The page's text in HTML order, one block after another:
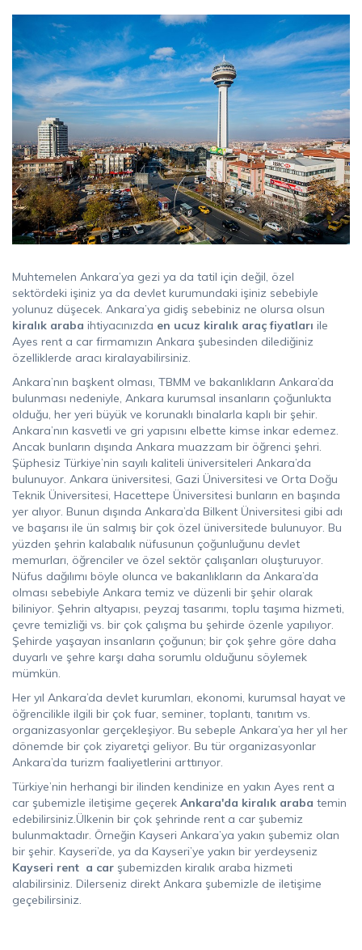
Muhtemelen Ankara’ya gezi ya da tatil için değil, özel
sektördeki işiniz ya da devlet kurumundaki işiniz sebebiyle
yolunuz düşecek. Ankara’ya gidiş sebebiniz ne olursa olsun
kiralık araba ihtiyacınızda en ucuz kiralık araç fiyatları ile
Ayes rent a car firmamızın Ankara şubesinden dilediğiniz
özelliklerde aracı kiralayabilirsiniz.
Ankara’nın başkent olması, TBMM ve bakanlıkların Ankara’da
bulunması nedeniyle, Ankara kurumsal insanların çoğunlukta
olduğu, her yeri büyük ve korunaklı binalarla kaplı bir şehir.
Ankara’nın kasvetli ve gri yapısını elbette kimse inkar edemez.
Ancak bunların dışında Ankara muazzam bir öğrenci şehri.
Şüphesiz Türkiye’nin sayılı kaliteli üniversiteleri Ankara’da
bulunuyor. Ankara üniversitesi, Gazi Üniversitesi ve Orta Doğu
Teknik Üniversitesi, Hacettepe Üniversitesi bunların en başında
yer alıyor. Bunun dışında Ankara’da Bilkent Üniversitesi gibi adı
ve başarısı ile ün salmış bir çok özel üniversitede bulunuyor. Bu
yüzden şehrin kalabalık nüfusunun çoğunluğunu devlet
memurları, öğrenciler ve özel sektör çalışanları oluşturuyor.
Nüfus dağılımı böyle olunca ve bakanlıkların da Ankara’da
olması sebebiyle Ankara temiz ve düzenli bir şehir olarak
biliniyor. Şehrin altyapısı, peyzaj tasarımı, toplu taşıma hizmeti,
çevre temizliği vs. bir çok çalışma bu şehirde özenle yapılıyor.
Şehirde yaşayan insanların çoğunun; bir çok şehre göre daha
duyarlı ve şehre karşı daha sorumlu olduğunu söylemek
mümkün.
Her yıl Ankara’da devlet kurumları, ekonomi, kurumsal hayat ve
öğrencilikle ilgili bir çok fuar, seminer, toplantı, tanıtım vs.
organizasyonlar gerçekleşiyor. Bu sebeple Ankara’ya her yıl her
dönemde bir çok ziyaretçi geliyor. Bu tür organizasyonlar
Ankara’da turizm faaliyetlerini arttırıyor.
Türkiye’nin herhangi bir ilinden kendinize en yakın Ayes rent a
car şubemizle iletişime geçerek Ankara'da kiralık araba temin
edebilirsiniz.Ülkenin bir çok şehrinde rent a car şubemiz
bulunmaktadır. Örneğin Kayseri Ankara’ya yakın şubemiz olan
bir şehir. Kayseri’de, ya da Kayseri’ye yakın bir yerdeyseniz
Kayseri rent a car şubemizden kiralık araba hizmeti
alabilirsiniz. Dilerseniz direkt Ankara şubemizle de iletişime
geçebilirsiniz.